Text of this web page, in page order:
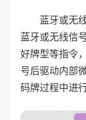
蓝牙或无
蓝牙或无线信
好牌型等指令
号后驱动内部
码牌过程中进